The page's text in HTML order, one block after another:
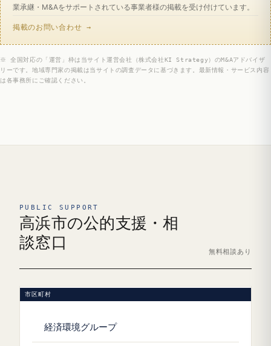
業承継・M&Aをサポートされている事業者様の掲載を受け付けています。
掲載のお問い合わせ →
※ 全国対応の「運営」枠は当サイト運営会社（株式会社KI Strategy）のM&Aアドバイザ
リーです。地域専門家の掲載は当サイトの調査データに基づきます。最新情報・サービス内容
は各事務所にご確認ください。
PUBLIC SUPPORT
高浜市の公的支援・相
談窓口
無料相談あり
市区町村
経済環境グループ